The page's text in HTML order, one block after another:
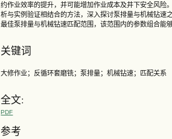
约作业效率的提升，并可能增加作业成本及井下安全风险
析与实例验证相结合的方法，深入探讨泵排量与机械钻速
最佳泵排量与机械钻速匹配范围，该范围内的参数组合能
关键词
大修作业；反循环套磨铣；泵排量；机械钻速；匹配关系
全文:
PDF
参考